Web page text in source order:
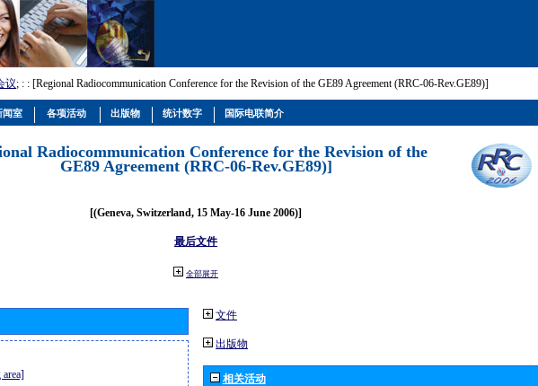
议; : : [Regional Radiocommunication Conference for the Revision of the GE89 Agreement (RRC-06-Rev.GE89)]
Radiocommunication Conference for the Revision of the
GE89 Agreement (RRC-06-Rev.GE89)]
[(Geneva, Switzerland, 15 May-16 June 2006)]
最后文件
全部展开
area]
文件
出版物
相关活动
闻室 各项活动 出版物 统计数字 国际电联简介